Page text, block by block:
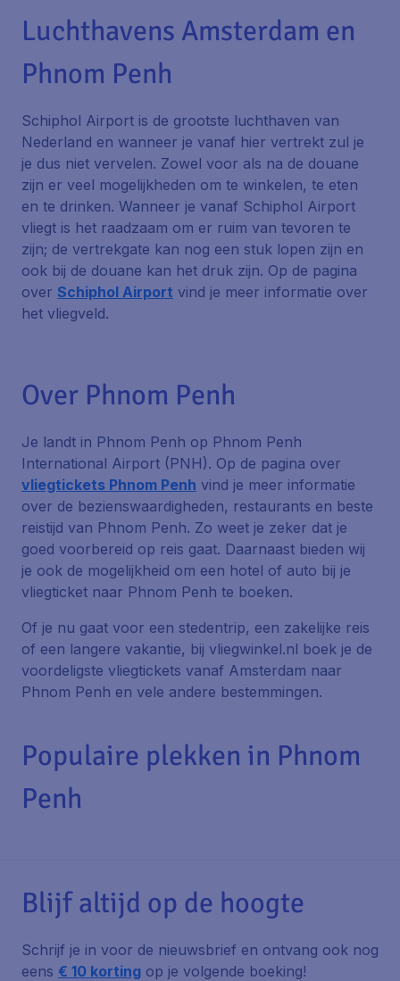
Luchthavens Amsterdam en
Phnom Penh
Schiphol Airport is de grootste luchthaven van
Nederland en wanneer je vanaf hier vertrekt zul je
je dus niet vervelen. Zowel voor als na de douane
zijn er veel mogelijkheden om te winkelen, te eten
en te drinken. Wanneer je vanaf Schiphol Airport
vliegt is het raadzaam om er ruim van tevoren te
zijn; de vertrekgate kan nog een stuk lopen zijn en
ook bij de douane kan het druk zijn. Op de pagina
over Schiphol Airport vind je meer informatie over
het vliegveld.
Over Phnom Penh
Je landt in Phnom Penh op Phnom Penh
International Airport (PNH). Op de pagina over
vliegtickets Phnom Penh vind je meer informatie
over de bezienswaardigheden, restaurants en beste
reistijd van Phnom Penh. Zo weet je zeker dat je
goed voorbereid op reis gaat. Daarnaast bieden wij
je ook de mogelijkheid om een hotel of auto bij je
vliegticket naar Phnom Penh te boeken.
Of je nu gaat voor een stedentrip, een zakelijke reis
of een langere vakantie, bij vliegwinkel.nl boek je de
voordeligste vliegtickets vanaf Amsterdam naar
Phnom Penh en vele andere bestemmingen.
Populaire plekken in Phnom
Penh
Blijf altijd op de hoogte
Schrijf je in voor de nieuwsbrief en ontvang ook nog
eens € 10 korting op je volgende boeking!